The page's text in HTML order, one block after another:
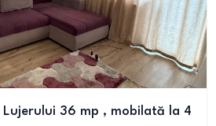
Lujerului 36 mp , mobilată la 4